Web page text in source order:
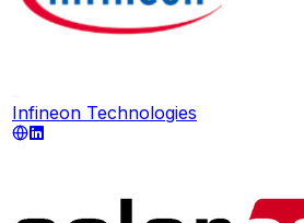
Infineon Technologies